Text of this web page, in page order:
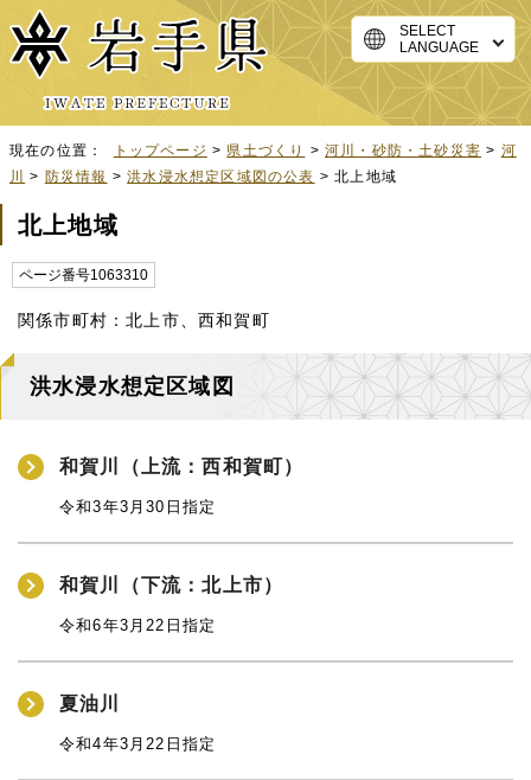
SELECT
LANGUAGE
現在の位置： トップページ > 県土づくり >河川・砂防・土砂災害 > 河
川
> 防災情報 >洪水浸水想定区域図の公表 > 北上地域
北上地域
ページ番号1063310
関係市町村：北上市、西和賀町
洪水浸水想定区域図
和賀川（上流：西和賀町）
令和3年3月30日指定
和賀川（下流：北上市）
令和6年3月22日指定
夏油川
令和4年3月22日指定